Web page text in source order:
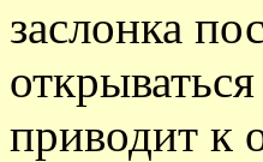
заслонка
приводит к